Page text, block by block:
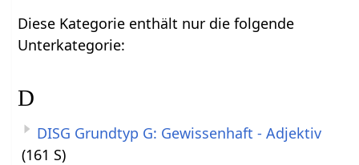
Diese Kategorie enthält nur die folgende
Unterkategorie:
D
DISG Grundtyp G: Gewissenhaft - Adjektiv
(161 S)